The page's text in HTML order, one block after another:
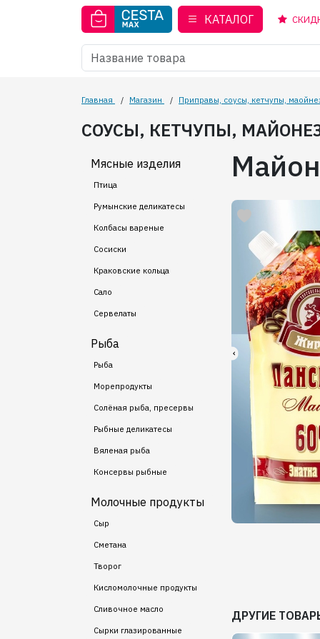
КАТАЛОГ
Главная / Магазин / Приправы, соусы, кетчупы,
СОУСЫ, КЕТЧУПЫ,
Мясные изделия
Птица
Румынские деликатесы
Колбасы вареные
Сосиски
Краковские кольца
Сало
Сервелаты
Рыба
Рыба
Морепродукты
Солёная рыба, пресервы
Рыбные деликатесы
Вяленая рыба
Консервы рыбные
Молочные продукты
Сыр
Сметана
Творог
Кисломолочные продукты
Сливочное масло
Сырки глазированные
ДРУГИЕ